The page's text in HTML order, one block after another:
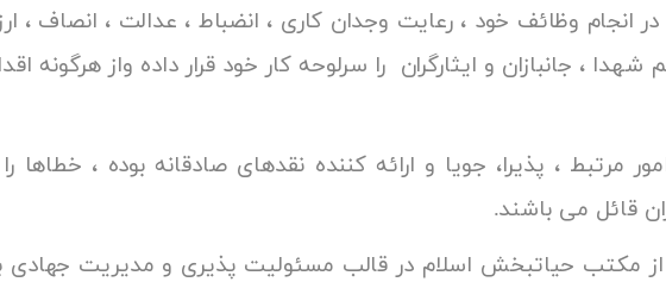
در انجام وظائف خود ، رعایت وجدان کاری ، انضباط ، عدالت ، انصاف ،
شهدا ، جانبازان و ایثارگران را سرلوحه کار خود قرار داده واز
مرتبط ، پذیرا، جویا و ارائه کننده نقدهای صادقانه بوده ، خطاها
و جایگاه دیگران قائل می
از مکتب حیاتبخش اسلام در قالب مسئولیت پذیری و مدیریت جهادی